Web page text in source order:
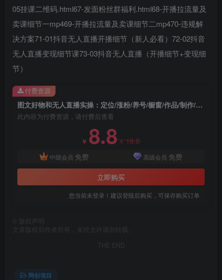
05挂课二维码.html67-发面粉丝群福利.html68-开播拉流量及
卖课细节一mp469-开播拉流量及卖课细节二mp470-违规解
决方案71-01抖音无人直播开播细节（新人必看）72-02抖音
无人直播变现细节课73-03抖音无人直播（开播细节+变现细
节）
图文好物和无人直播实操：定位/涨粉/养号/橱窗/作品/制作/剪辑/开播/等等
此内容为付费资源，请付费后查看
￥ 8.8￥18.8
中级会员 免费 高级会员 免费
立即购买
您当前未登录！建议登陆后购买，可保存购买订单
付费资源
版权声明
文章版权归作者所有，未经允许请勿转载。
THE END
网创项目